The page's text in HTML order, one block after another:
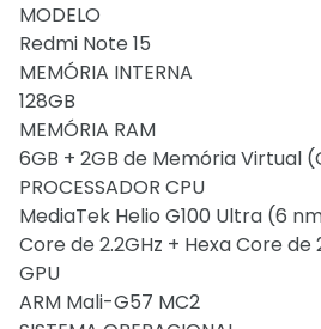
MODELO
Redmi Note 15
MEMÓRIA INTERNA
128GB
MEMÓRIA RAM
6GB + 2GB de Memória Virtual
PROCESSADOR CPU
MediaTek Helio G100 Ultra (6
Core de 2.2GHz + Hexa Core de
GPU
ARM Mali-G57 MC2